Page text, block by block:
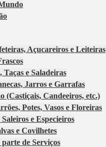
Açucareiros e Leiteiras
Taças e Saladeiras
Jarros e Garrafas
(Castiçais, Candeeiros, etc.)
Potes, Vasos e Floreiras
e Especieiros
e Covilhetes
parte de Serviços